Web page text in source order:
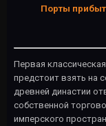
Порты
Первая
предстоит взять на
древней династии
собственной
имперского